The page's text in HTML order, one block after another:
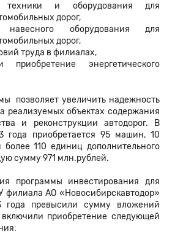
техники и оборудования для
дорог,
навесного оборудования для
дорог,
труда в филиалах,
энергетического
позволяет увеличить надежность
реализуемых объектах содержания
и реконструкции автодорог. В
года приобретается 95 машин, 10
110 единиц дополнительного
сумму 971 млн.рублей.
программы инвестирования для
филиала АО «Новосибирскавтодор»
года превысили сумму вложений
приобретение следующей